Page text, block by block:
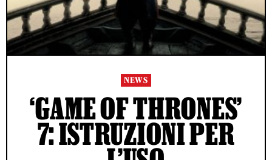
NEWS
‘GAME OF THRONES’
7: ISTRUZIONI PER